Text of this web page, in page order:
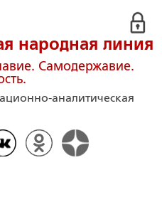
народная линия
Самодержавие.
аналитическая